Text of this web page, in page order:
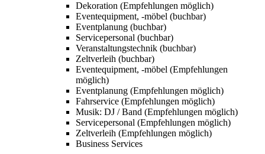
Dekoration (Empfehlungen möglich)
Eventequipment, -möbel (buchbar)
Eventplanung (buchbar)
Servicepersonal (buchbar)
Veranstaltungstechnik (buchbar)
Zeltverleih (buchbar)
Eventequipment, -möbel (Empfehlungen
möglich)
Eventplanung (Empfehlungen möglich)
Fahrservice (Empfehlungen möglich)
Musik: DJ / Band (Empfehlungen möglich)
Servicepersonal (Empfehlungen möglich)
Zeltverleih (Empfehlungen möglich)
Business Services